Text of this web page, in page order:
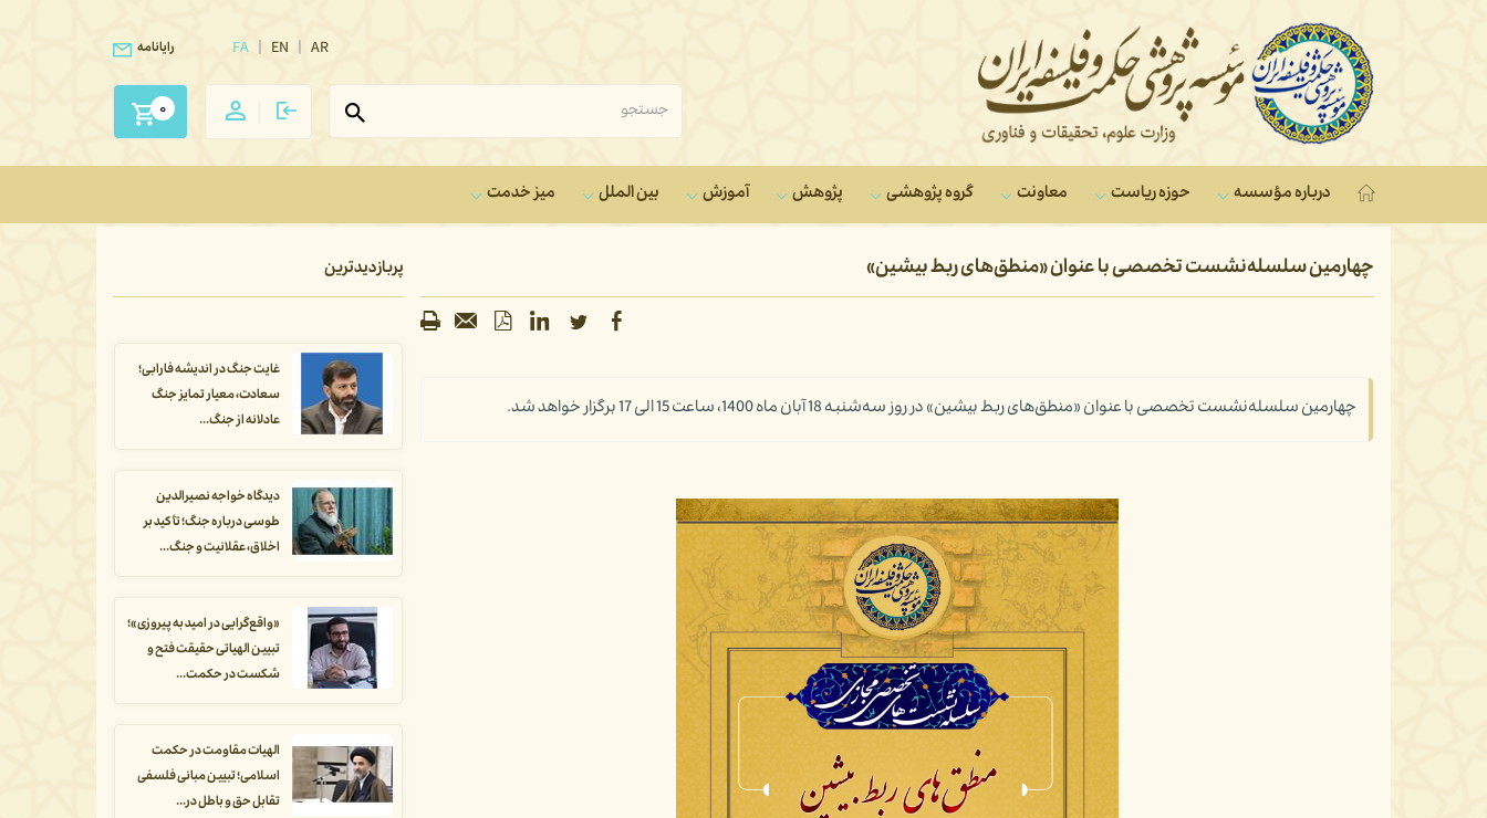
FA EN AR رایانامه
0
درباره مؤسسه حوزه ریاست معاونت‌ گروه‌ پژوهشی پژوهش آموزش بین الملل میز خدمت
چهارمین سلسله‌نشست تخصصی با عنوان «منطق‌های ربط بیشین»
چهارمین سلسله‌نشست تخصصی با عنوان «منطق‌های ربط بیشین» در روز سه‌شنبه 18 آبان ماه 1400، ساعت 15 الی 17 برگزار خواهد شد.
پربازدیدترین
غایت جنگ در اندیشه فارابی؛
سعادت، معیار تمایز جنگ
عادلانه از جنگ...
دیدگاه خواجه نصیرالدین
طوسی درباره جنگ؛ تأکید بر
اخلاق، عقلانیت و جنگ...
«واقع‌گرایی در امید به پیروزی»؛
تبیین الهیاتی حقیقت فتح و
شکست در حکمت...
الهیات مقاومت در حکمت
اسلامی؛ تبیین مبانی فلسفی
تقابل حق و باطل در...